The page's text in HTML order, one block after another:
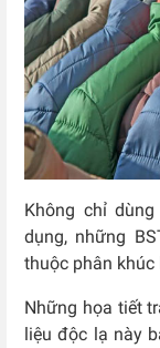
Không chỉ
dụng, những
thuộc phân khúc
Những họa tiết
liệu độc lạ này